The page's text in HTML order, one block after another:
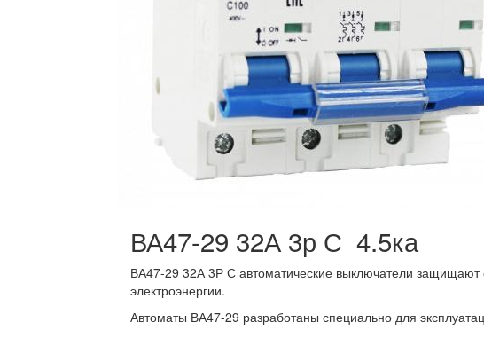
ВА47-29 32А 3р С 4.5ка
ВА47-29 32А 3Р С автоматические выключатели защищают
электроэнергии.
Автоматы ВА47-29 разработаны специально для